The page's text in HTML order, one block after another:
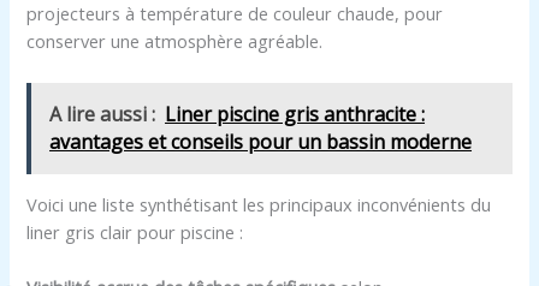
projecteurs à température de couleur chaude, pour
conserver une atmosphère agréable.
A lire aussi : Liner piscine gris anthracite :
avantages et conseils pour un bassin moderne
Voici une liste synthétisant les principaux inconvénients du
liner gris clair pour piscine :